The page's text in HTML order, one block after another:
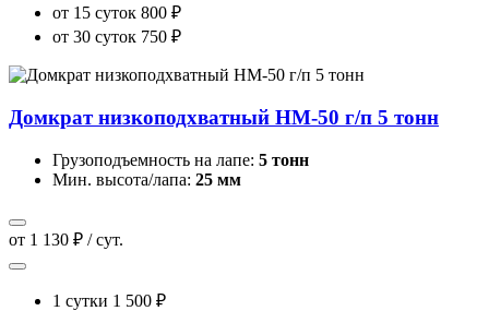
от 15 суток 800 ₽
от 30 суток 750 ₽
Домкрат низкоподхватный HM-50 г/п 5 тонн
Грузоподъемность на лапе: 5 тонн
Мин. высота/лапа: 25 мм
от 1 130 ₽ / сут.
1 сутки 1 500 ₽